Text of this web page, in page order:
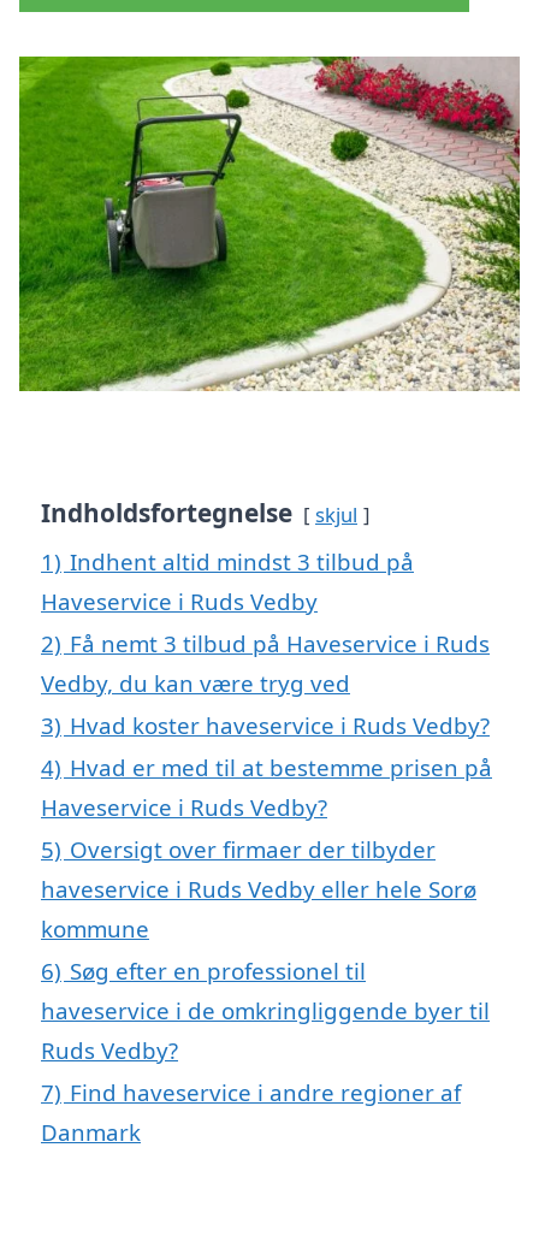
Indholdsfortegnelse skjul
1) Indhent altid mindst 3 tilbud på
Haveservice i Ruds Vedby
2) Få nemt 3 tilbud på Haveservice i Ruds
Vedby, du kan være tryg ved
3) Hvad koster haveservice i Ruds Vedby?
4) Hvad er med til at bestemme prisen på
Haveservice i Ruds Vedby?
5) Oversigt over firmaer der tilbyder
haveservice i Ruds Vedby eller hele Sorø
kommune
6) Søg efter en professionel til
haveservice i de omkringliggende byer til
Ruds Vedby?
7) Find haveservice i andre regioner af
Danmark